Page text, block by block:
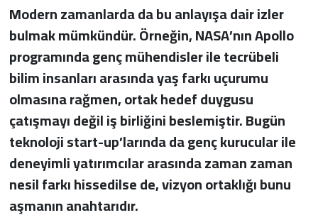
Modern zamanlarda da bu anlayışa dair izler
bulmak mümkündür. Örneğin, NASA’nın Apollo
programında genç mühendisler ile tecrübeli
bilim insanları arasında yaş farkı uçurumu
olmasına rağmen, ortak hedef duygusu
çatışmayı değil iş birliğini beslemiştir. Bugün
teknoloji start-up’larında da genç kurucular ile
deneyimli yatırımcılar arasında zaman zaman
nesil farkı hissedilse de, vizyon ortaklığı bunu
aşmanın anahtarıdır.